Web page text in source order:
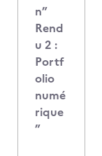
n”
Rend
u 2 :
Portf
olio
numé
rique
”